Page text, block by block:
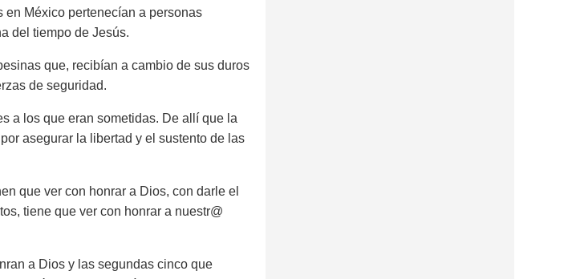
en México pertenecían a personas
del tiempo de Jesús.
que, recibían a cambio de sus duros
de seguridad.
a los que eran sometidas. De allí que la
asegurar la libertad y el sustento de las
que ver con honrar a Dios, con darle el
tiene que ver con honrar a nuestr@
a Dios y las segundas cinco que